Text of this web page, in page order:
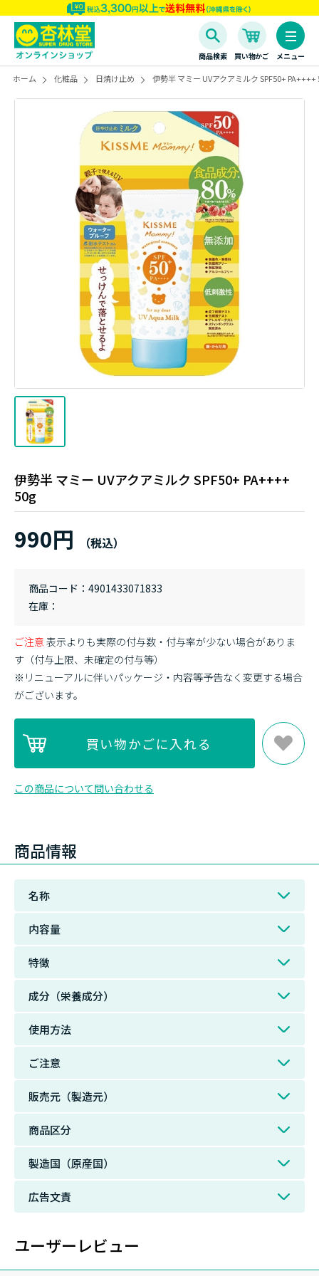
商品検索 買い物かご メニュー
ホーム 化粧品 日焼け止め 伊勢半 マミー UVアクアミルク SPF50+ PA++++
伊勢半 マミー UVアクアミルク SPF50+ PA++++
50g
990円
商品コード
4901433071833
在庫
ご注意 表示よりも実際の付与数・付与率が少ない場合がありま
す（付与上限、未確定の付与等）
※リニューアルに伴いパッケージ・内容等予告なく変更する場合
がございます。
この商品について問い合わせる
商品情報
名称
内容量
特徴
成分（栄養成分）
使用方法
ご注意
販売元（製造元）
商品区分
製造国（原産国）
広告文責
ユーザーレビュー